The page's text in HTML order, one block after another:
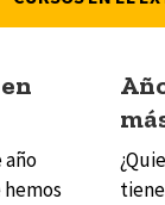
año